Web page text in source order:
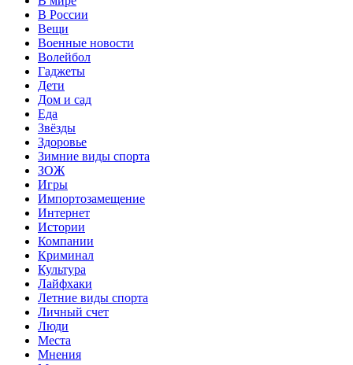
В России
Вещи
Военные новости
Волейбол
Гаджеты
Дети
Дом и сад
Еда
Звёзды
Здоровье
Зимние виды спорта
ЗОЖ
Игры
Импортозамещение
Интернет
Истории
Компании
Криминал
Культура
Лайфхаки
Летние виды спорта
Личный счет
Люди
Места
Мнения